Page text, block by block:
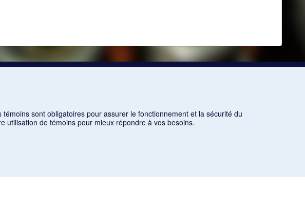
sont obligatoires pour assurer le fonctionnement et la sécurité du
utilisation de témoins pour mieux répondre à vos besoins.